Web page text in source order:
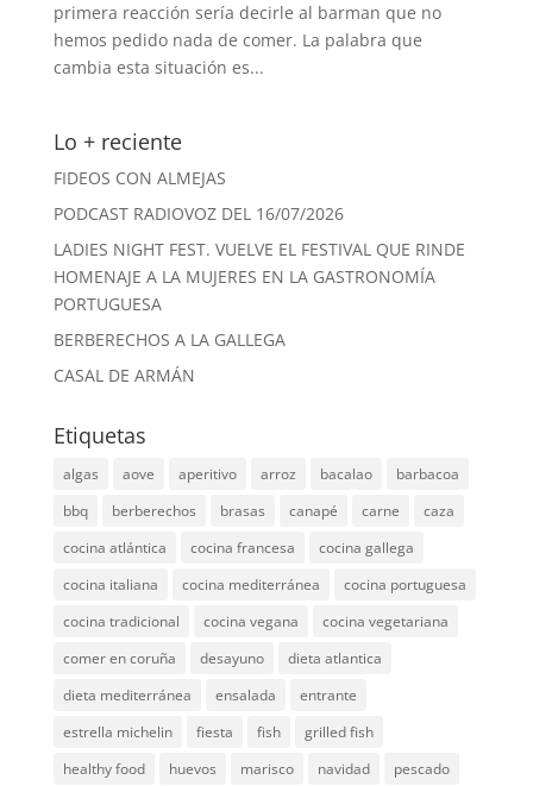
primera reacción sería decirle al barman que no
hemos pedido nada de comer. La palabra que
cambia esta situación es...
Lo + reciente
FIDEOS CON ALMEJAS
PODCAST RADIOVOZ DEL 16/07/2026
LADIES NIGHT FEST. VUELVE EL FESTIVAL QUE RINDE
HOMENAJE A LA MUJERES EN LA GASTRONOMÍA
PORTUGUESA
BERBERECHOS A LA GALLEGA
CASAL DE ARMÁN
Etiquetas
algas aove aperitivo arroz bacalao
barbacoa
bbq
berberechos brasas canapé carne
caza
cocina atlántica
cocina francesa
cocina gallega
cocina italiana
cocina mediterránea
cocina portuguesa
cocina tradicional
cocina vegana
cocina vegetariana
comer en coruña
desayuno
dieta atlantica
dieta mediterránea
ensalada
entrante
estrella michelin
fiesta fish
grilled fish
healthy food
huevos marisco navidad
pescado